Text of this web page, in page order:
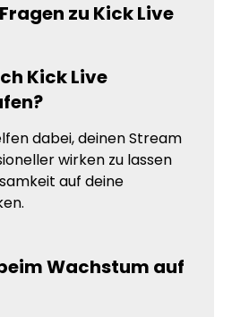
zu Kick Live
Kick Live
dabei, deinen Stream
wirken zu lassen
auf deine
Wachstum auf